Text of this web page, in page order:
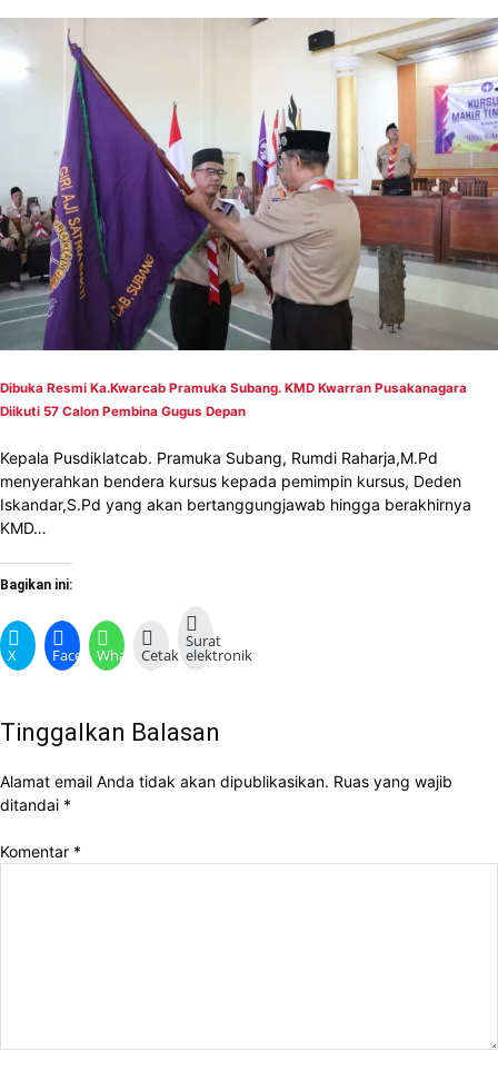
Dibuka Resmi Ka.Kwarcab Pramuka Subang. KMD Kwarran Pusakanagara
Diikuti 57 Calon Pembina Gugus Depan
Kepala Pusdiklatcab. Pramuka Subang, Rumdi Raharja,M.Pd
menyerahkan bendera kursus kepada pemimpin kursus, Deden
Iskandar,S.Pd yang akan bertanggungjawab hingga berakhirnya
KMD…
Bagikan ini:
X FacebookWhatsApp
Cetak
Surat
elektronik
Tinggalkan Balasan
Alamat email Anda tidak akan dipublikasikan. Ruas yang wajib
ditandai *
Komentar *